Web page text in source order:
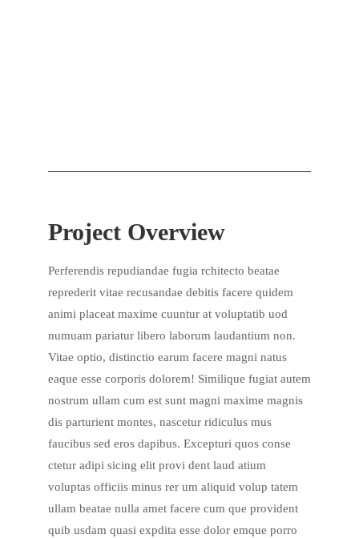
Project Overview
Perferendis repudiandae fugia rchitecto beatae
reprederit vitae recusandae debitis facere quidem
animi placeat maxime cuuntur at voluptatib uod
numuam pariatur libero laborum laudantium non.
Vitae optio, distinctio earum facere magni natus
eaque esse corporis dolorem! Similique fugiat autem
nostrum ullam cum est sunt magni maxime magnis
dis parturient montes, nascetur ridiculus mus
faucibus sed eros dapibus. Excepturi quos conse
ctetur adipi sicing elit provi dent laud atium
voluptas officiis minus rer um aliquid volup tatem
ullam beatae nulla amet facere cum que provident
quib usdam quasi expdita esse dolor emque porro